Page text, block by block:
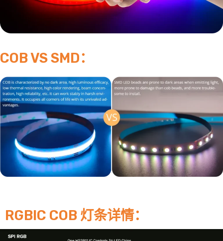
COB VS SMD：
RGBIC COB 灯条详情：